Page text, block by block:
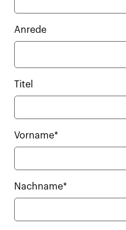
Anrede
Titel
Vorname*
Nachname*